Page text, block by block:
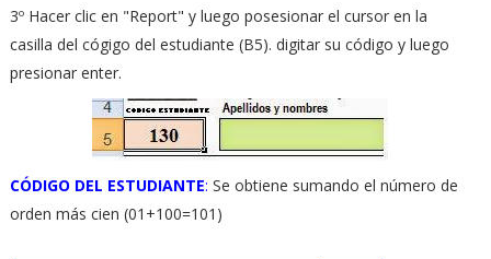
3º Hacer clic en "Report" y luego posesionar el cursor en la
casilla del cógigo del estudiante (B5). digitar su código y luego
presionar enter.
CÓDIGO DEL ESTUDIANTE: Se obtiene sumando el número de
orden más cien (01+100=101)